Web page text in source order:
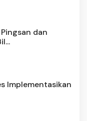
dan
Implementasikan